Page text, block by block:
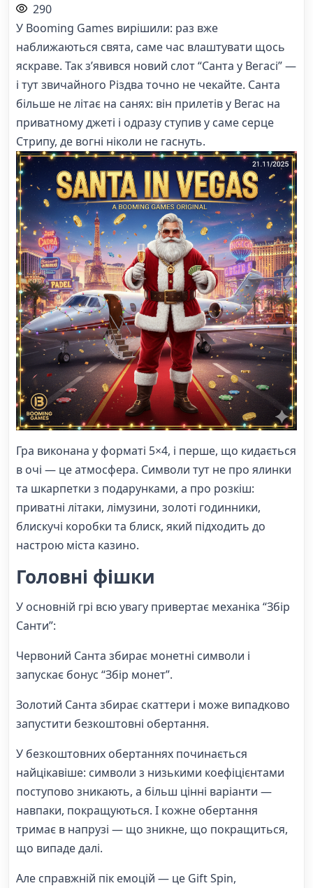
290
У Booming Games вирішили: раз вже
наближаються свята, саме час влаштувати щось
яскраве. Так з’явився новий слот “Санта у Вегасі” —
і тут звичайного Різдва точно не чекайте. Санта
більше не літає на санях: він прилетів у Вегас на
приватному джеті і одразу ступив у саме серце
Стрипу, де вогні ніколи не гаснуть.
Гра виконана у форматі 5×4, і перше, що кидається
в очі — це атмосфера. Символи тут не про ялинки
та шкарпетки з подарунками, а про розкіш:
приватні літаки, лімузини, золоті годинники,
блискучі коробки та блиск, який підходить до
настрою міста казино.
Головні фішки
У основній грі всю увагу привертає механіка “Збір
Санти”:
Червоний Санта збирає монетні символи і
запускає бонус “Збір монет”.
Золотий Санта збирає скаттери і може випадково
запустити безкоштовні обертання.
У безкоштовних обертаннях починається
найцікавіше: символи з низькими коефіцієнтами
поступово зникають, а більш цінні варіанти —
навпаки, покращуються. І кожне обертання
тримає в напрузі — що зникне, що покращиться,
що випаде далі.
Але справжній пік емоцій — це Gift Spin,